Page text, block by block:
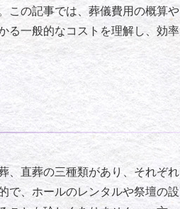
この記事では、葬儀費用の概算や
る一般的なコストを理解し、効率
、直葬の三種類があり、それぞれ
で、ホールのレンタルや祭壇の設